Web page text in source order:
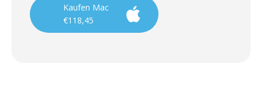
Kaufen Mac
€118,45